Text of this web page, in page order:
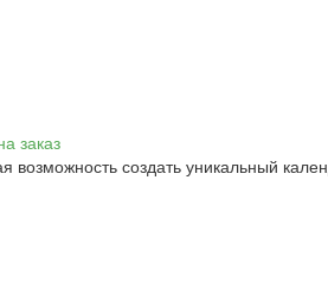
возможность создать уникальный